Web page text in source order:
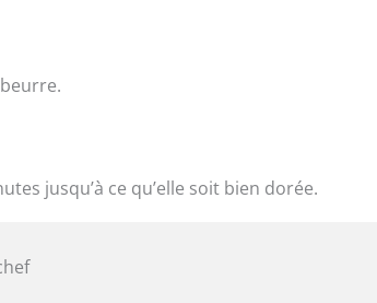
jusqu’à ce qu’elle soit bien dorée.